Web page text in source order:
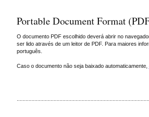
Portable Document Format
O documento PDF escolhido deverá abrir no
ser lido através de um leitor de PDF. Para maiores
português.
Caso o documento não seja baixado automaticamente,